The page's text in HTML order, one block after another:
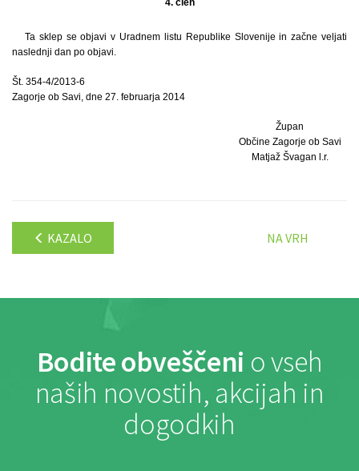
Ta sklep se objavi v Uradnem listu Republike Slovenije in začne veljati
naslednji dan po objavi.
Št. 354-4/2013-6
Zagorje ob Savi, dne 27. februarja 2014
Župan
Občine Zagorje ob Savi
Matjaž Švagan l.r.
KAZALO NA VRH
Bodite obveščeni o vseh
naših novostih, akcijah in
dogodkih